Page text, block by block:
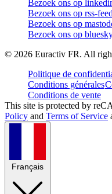
Bezoek ons op
Bezoek ons op rss-feed
Bezoek ons op
Bezoek ons op
© 2026 Euractiv FR. All
Politique de
Conditions générales
Conditions de vente
This site is protected by
Policy and Terms of Service
Français